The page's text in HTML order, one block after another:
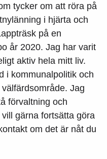
tycker om att röra på
i hjärta och
på en
år 2020. Jag har varit
aktiv hela mitt liv.
i kommunalpolitik och
Jag
förvaltning och
gärna fortsätta göra
om det är nåt du